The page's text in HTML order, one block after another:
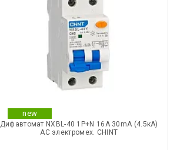
new
Дифавтомат NXBL-40 1P+N 16А 30mA (4.5кА)
АС электромех. CHINT